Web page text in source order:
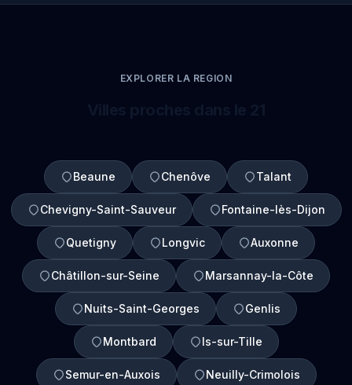
EXPLORER LA REGION
Beaune Chenôve Talant
Chevigny-Saint-Sauveur Fontaine-lès-Dijon
Quetigny Longvic Auxonne
Châtillon-sur-Seine Marsannay-la-Côte
Nuits-Saint-Georges Genlis
Montbard Is-sur-Tille
Semur-en-Auxois Neuilly-Crimolois